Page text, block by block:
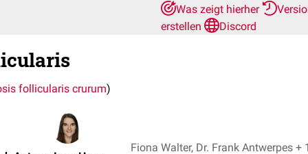
Was zeigt hierher
erstellen
Discord
follicularis crurum)
Fiona Walter, Dr. Frank Antwerpes + 1